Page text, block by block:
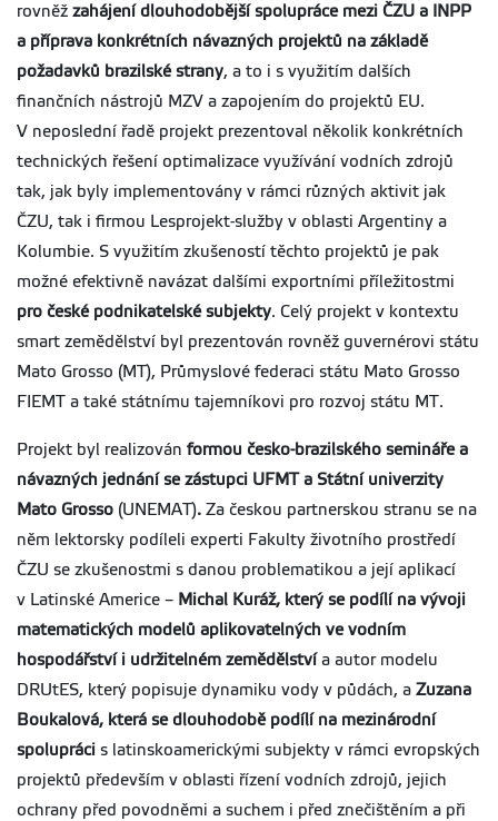
rovněž zahájení dlouhodobější spolupráce mezi ČZU a INPP
a příprava konkrétních návazných projektů na základě
požadavků brazilské strany, a to i s využitím dalších
finančních nástrojů MZV a zapojením do projektů EU.
V neposlední řadě projekt prezentoval několik konkrétních
technických řešení optimalizace využívání vodních zdrojů
tak, jak byly implementovány v rámci různých aktivit jak
ČZU, tak i firmou Lesprojekt-služby v oblasti Argentiny a
Kolumbie. S využitím zkušeností těchto projektů je pak
možné efektivně navázat dalšími exportními příležitostmi
pro české podnikatelské subjekty. Celý projekt v kontextu
smart zemědělství byl prezentován rovněž guvernérovi státu
Mato Grosso (MT), Průmyslové federaci státu Mato Grosso
FIEMT a také státnímu tajemníkovi pro rozvoj státu MT.
Projekt byl realizován formou česko-brazilského semináře a
návazných jednání se zástupci UFMT a Státní univerzity
Mato Grosso (UNEMAT). Za českou partnerskou stranu se na
něm lektorsky podíleli experti Fakulty životního prostředí
ČZU se zkušenostmi s danou problematikou a její aplikací
v Latinské Americe – Michal Kuráž, který se podílí na vývoji
matematických modelů aplikovatelných ve vodním
hospodářství i udržitelném zemědělstvía autor modelu
DRUtES, který popisuje dynamiku vody v půdách, a Zuzana
Boukalová, která se dlouhodobě podílí na mezinárodní
spolupráci s latinskoamerickými subjekty v rámci evropských
projektů především v oblasti řízení vodních zdrojů, jejich
ochrany před povodněmi a suchem i před znečištěním a při